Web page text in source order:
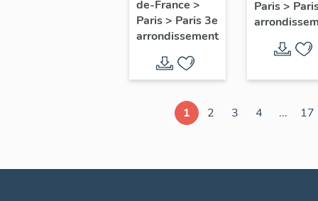
escalier de
la maison à
cochère
(non étudié)
de-France >
Paris> Paris 3e
arrondissement
la
cochère
(non
Paris>
1 2 3 4 ... 17